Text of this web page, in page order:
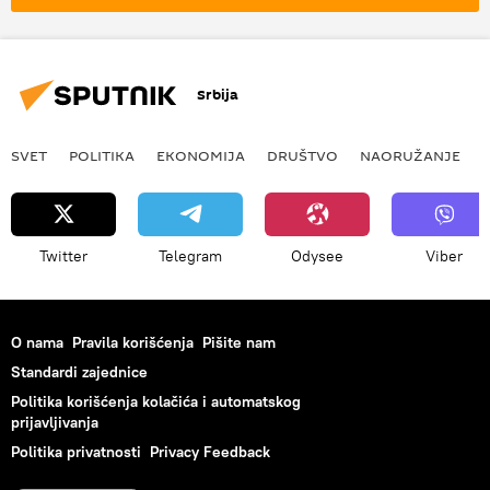
Srbija
SVET POLITIKA EKONOMIJA DRUŠTVO NAORUŽANJE
Twitter Telegram Odysee Viber
O nama Pravila korišćenja Pišite nam
Standardi zajednice
Politika korišćenja kolačića i automatskog
prijavljivanja
Politika privatnosti Privacy Feedback